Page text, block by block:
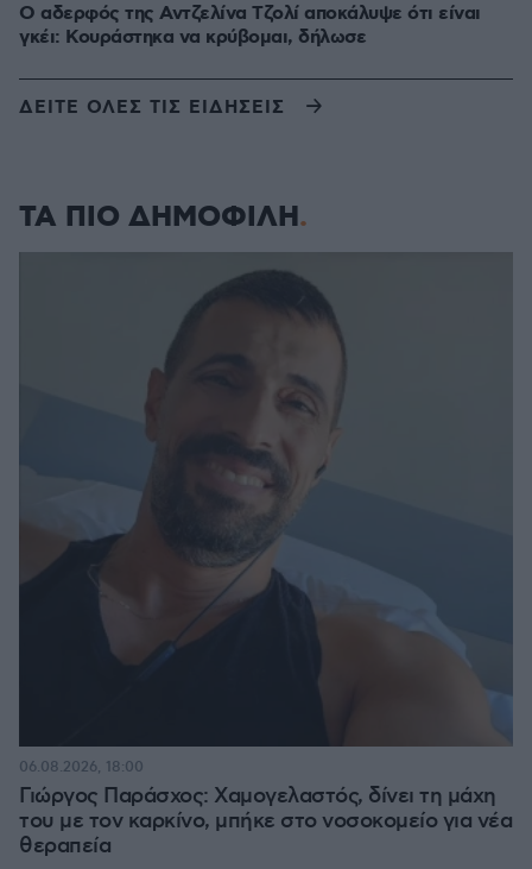
Ο αδερφός της Αντζελίνα Τζολί αποκάλυψε ότι είναι
γκέι: Κουράστηκα να κρύβομαι, δήλωσε
ΔΕΙΤΕ ΟΛΕΣ ΤΙΣ ΕΙΔΗΣΕΙΣ
ΤΑ ΠΙΟ ΔΗΜΟΦΙΛΗ
Γιώργος Παράσχος: Χαμογελαστός, δίνει τη μάχη
του με τον καρκίνο, μπήκε στο νοσοκομείο για νέα
θεραπεία
06.08.2026, 18:00